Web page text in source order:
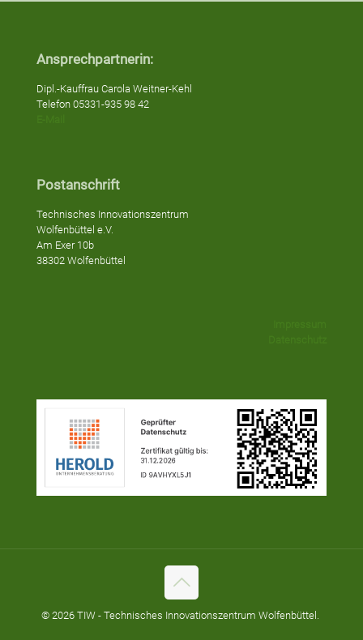
Ansprechpartnerin:
Dipl.-Kauffrau Carola Weitner-Kehl
Telefon 05331-935 98 42
Postanschrift
Technisches Innovationszentrum
Wolfenbüttel e.V.
Am Exer 10b
38302 Wolfenbüttel
© 2026 TIW - Technisches Innovationszentrum Wolfenbüttel.